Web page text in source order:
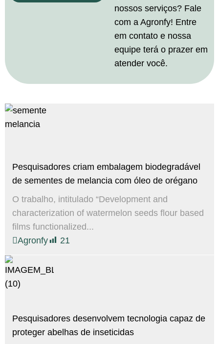
nossos serviços? Fale
com a Agronfy! Entre
em contato e nossa
equipe terá o prazer em
atender você.
Pesquisadores criam embalagem biodegradável
de sementes de melancia com óleo de orégano
O trabalho, intitulado “Development and
characterization of watermelon seeds flour based
films functionalized...
Agronfy
21
Pesquisadores desenvolvem tecnologia capaz de
proteger abelhas de inseticidas